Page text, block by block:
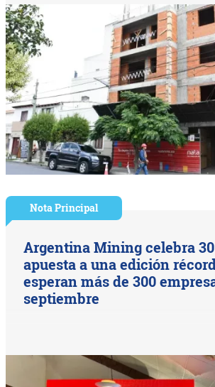
Nota Principal
Argentina Mining celebra
apuesta a una edición
esperan más de 300
septiembre